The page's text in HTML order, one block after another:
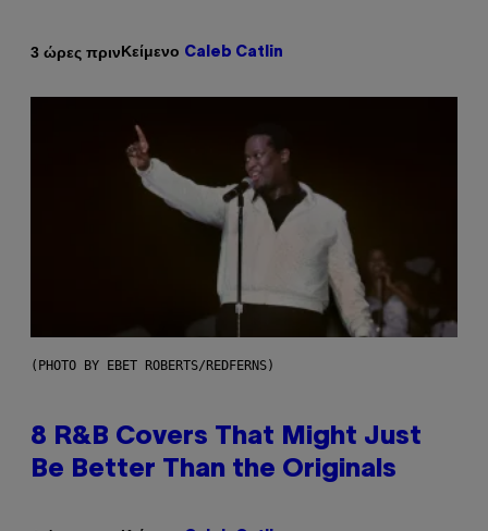
3 ώρες πρινΚείμενο Caleb Catlin
(PHOTO BY EBET ROBERTS/REDFERNS)
8 R&B Covers That Might Just
Be Better Than the Originals